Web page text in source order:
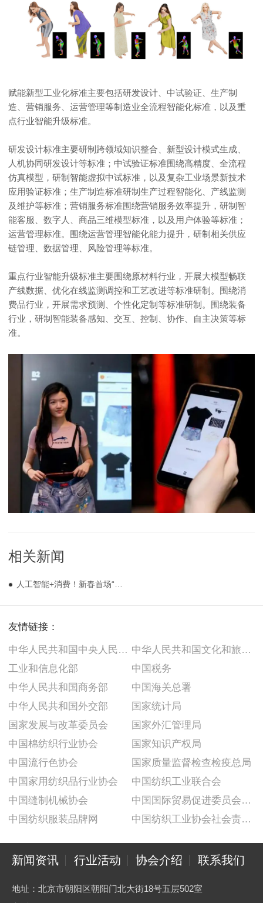
赋能新型工业化标准主要包括研发设计、中试验证、生产制
造、营销服务、运营管理等制造业全流程智能化标准，以及重
点行业智能升级标准。
研发设计标准主要研制跨领域知识整合、新型设计模式生成、
人机协同研发设计等标准；中试验证标准围绕高精度、全流程
仿真模型，研制智能虚拟中试标准，以及复杂工业场景新技术
应用验证标准；生产制造标准研制生产过程智能化、产线监测
及维护等标准；营销服务标准围绕营销服务效率提升，研制智
能客服、数字人、商品三维模型标准，以及用户体验等标准；
运营管理标准。围绕运营管理智能化能力提升，研制相关供应
链管理、数据管理、风险管理等标准。
重点行业智能升级标准主要围绕原材料行业，开展大模型畅联
产线数据、优化在线监测调控和工艺改进等标准研制。围绕消
费品行业，开展需求预测、个性化定制等标准研制。围绕装备
行业，研制智能装备感知、交互、控制、协作、自主决策等标
准。
相关新闻
人工智能+消费！新春首场“国常会”部署促进新型消费多项举措
友情链接：
中华人民共和国中央人民政府
工业和信息化部
中华人民共和国商务部
中华人民共和国外交部
国家发展与改革委员会
中华人民共和国文化和旅游部
中国税务
中国海关总署
国家统计局
国家外汇管理局
中国棉纺织行业协会
中国流行色协会
中国家用纺织品行业协会
中国缝制机械协会
中国纺织服装品牌网
国家知识产权局
国家质量监督检查检疫总局
中国纺织工业联合会
中国国际贸易促进委员会纺织行业分会
中国纺织工业协会社会责任建设推广委员会
新闻资讯 行业活动 协会介绍 联系我们
地址：北京市朝阳区朝阳门北大街18号五层502室